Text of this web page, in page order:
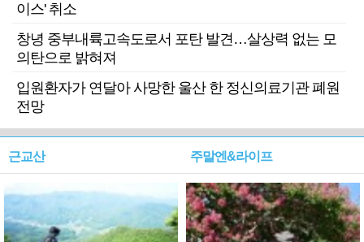
이스' 취소
창녕 중부내륙고속도로서 포탄 발견…살상력 없는 모
의탄으로 밝혀져
입원환자가 연달아 사망한 울산 한 정신의료기관 폐원
전망
근교산 주말엔&라이프